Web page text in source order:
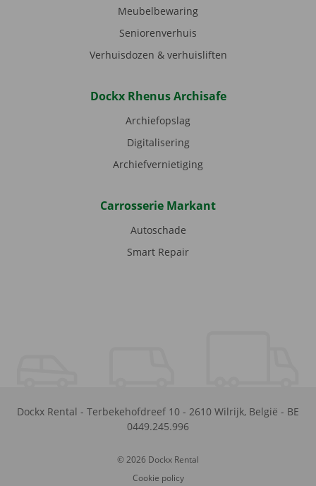
Meubelbewaring
Seniorenverhuis
Verhuisdozen & verhuisliften
Dockx Rhenus Archisafe
Archiefopslag
Digitalisering
Archiefvernietiging
Carrosserie Markant
Autoschade
Smart Repair
Dockx Rental - Terbekehofdreef 10 - 2610 Wilrijk, België - BE
0449.245.996
© 2026 Dockx Rental
Cookie policy